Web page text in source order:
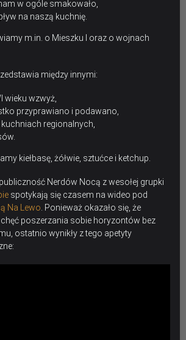
w ogóle smakowało,
na naszą kuchnię.
m.in. o Mieszku I oraz o wojnach
między innymi:
wieku wzwyż,
przyprawiano i podawano,
regionalnych,
kiełbasę, żółwie, sztućce i ketchup.
Nerdów Nocą z wesołej grupki
spotykają się czasem na wideo pod
Na Lewo. Ponieważ okazało się, że
poszerzania sobie horyzontów bez
ostatnio wynikły z tego apetyty